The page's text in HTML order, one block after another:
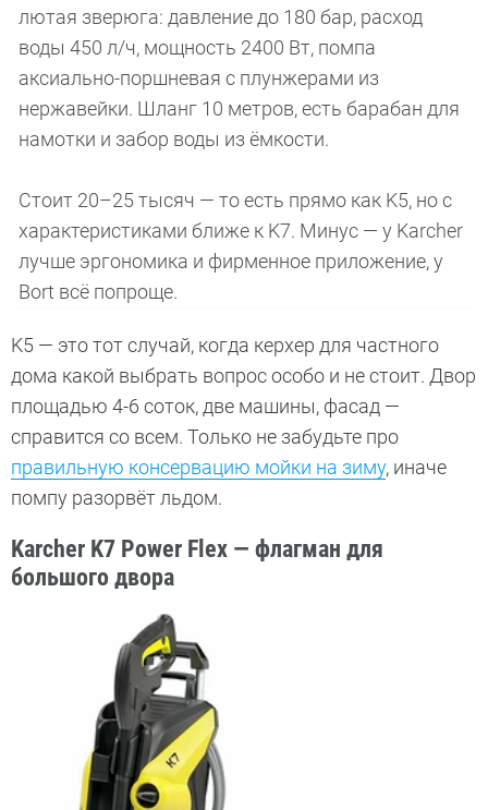
лютая зверюга: давление до 180 бар, расход
воды 450 л/ч, мощность 2400 Вт, помпа
аксиально-поршневая с плунжерами из
нержавейки. Шланг 10 метров, есть барабан для
намотки и забор воды из ёмкости.
Стоит 20–25 тысяч — то есть прямо как K5, но с
характеристиками ближе к K7. Минус — у Karcher
лучше эргономика и фирменное приложение, у
Bort всё попроще.
K5 — это тот случай, когда керхер для частного
дома какой выбрать вопрос особо и не стоит. Двор
площадью 4-6 соток, две машины, фасад —
справится со всем. Только не забудьте про
правильную консервацию мойки на зиму, иначе
помпу разорвёт льдом.
Karcher K7 Power Flex — флагман для
большого двора